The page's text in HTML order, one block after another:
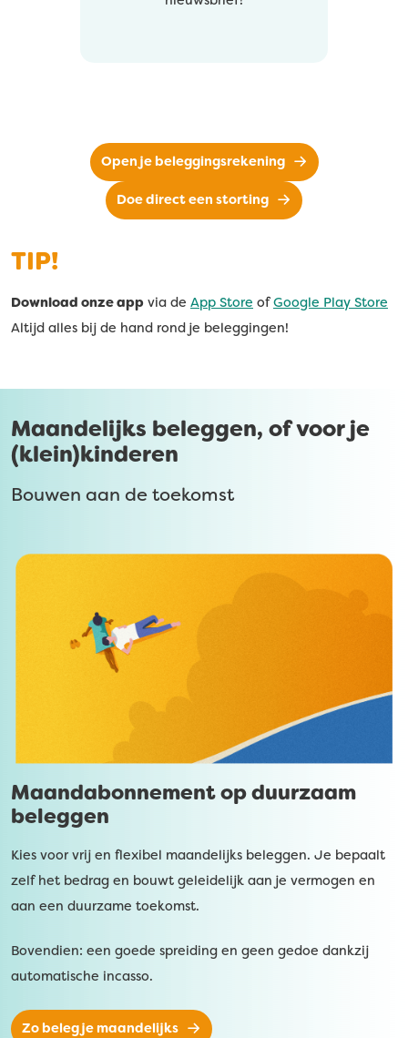
Open je beleggingsrekening
Doe direct een storting
TIP!
Download onze app via de App Store ofGoogle Play Store
Altijd alles bij de hand rond je beleggingen!
Maandelijks beleggen, of voor je
(klein)kinderen
Bouwen aan de toekomst
Maandabonnement op duurzaam
beleggen
Kies voor vrij en flexibel maandelijks beleggen. Je bepaalt
zelf het bedrag en bouwt geleidelijk aan je vermogen en
aan een duurzame toekomst.
Bovendien: een goede spreiding en geen gedoe dankzij
automatische incasso.
Zo beleg je maandelijks